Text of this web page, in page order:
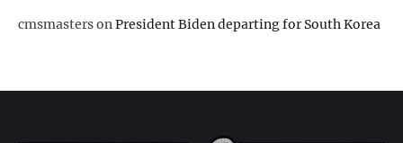
cmsmasterson President Biden departing for South Korea